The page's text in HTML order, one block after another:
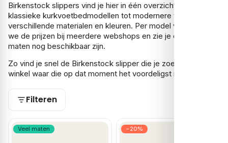
Birkenstock slippers vind je hier in één overzicht, van
klassieke kurkvoetbedmodellen tot modernere varianten in
verschillende materialen en kleuren. Per model vergelijken
we de prijzen bij meerdere webshops en zie je direct welke
maten nog beschikbaar zijn.
Zo vind je snel de Birkenstock slipper die je zoekt, bij de
winkel waar die op dat moment het voordeligst is.
Filteren
Veel maten −20%